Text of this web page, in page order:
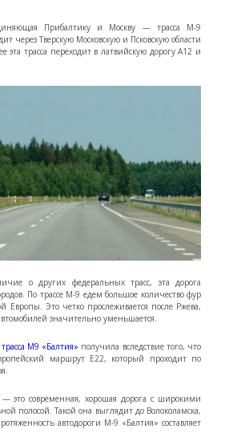
Прибалтику и Москву — трасса М-9
через Тверскую Московскую и Псковскую области
эта трасса переходит в латвийскую дорогу А12 и
о других федеральных трасс, эта дорога
По трассе М-9 едем большое количество фур
Европы. Это четко прослеживается после Ржева,
значительно уменьшается.
трасса М9 «Балтия» получила вследствие того, что
маршрут Е22, который проходит по
это современная, хорошая дорога с широкими
полосой. Такой она выглядит до Волоколамска,
автодороги М-9 «Балтия» составляет